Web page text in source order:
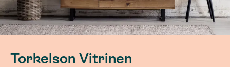
Torkelson Vitrinen